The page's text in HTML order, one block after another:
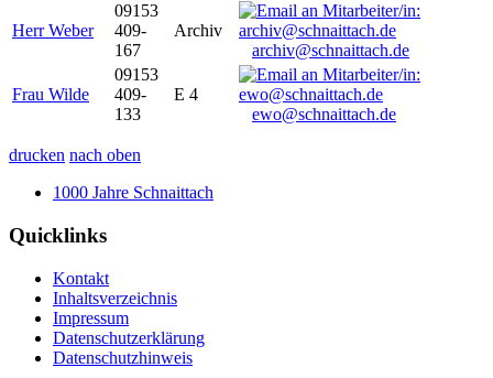
Herr Weber
09153
409-
167
Archiv
archiv@schnaittach.de
Frau Wilde
09153
409-
133
E 4
ewo@schnaittach.de
drucken nach oben
1000 Jahre Schnaittach
Quicklinks
Kontakt
Inhaltsverzeichnis
Impressum
Datenschutzerklärung
Datenschutzhinweis